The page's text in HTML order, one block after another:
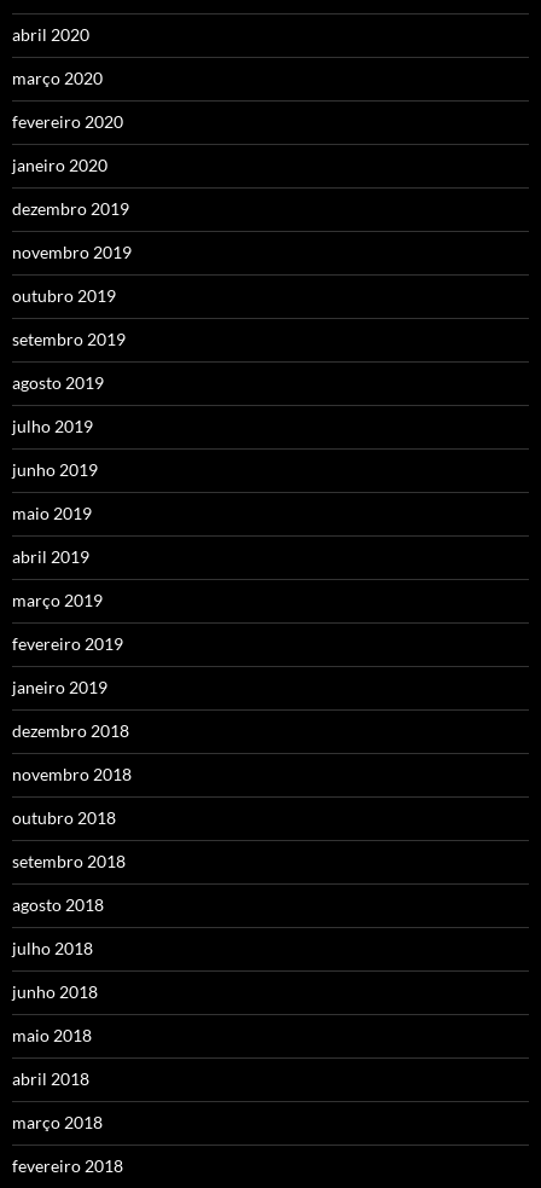
abril 2020
março 2020
fevereiro 2020
janeiro 2020
dezembro 2019
novembro 2019
outubro 2019
setembro 2019
agosto 2019
julho 2019
junho 2019
maio 2019
abril 2019
março 2019
fevereiro 2019
janeiro 2019
dezembro 2018
novembro 2018
outubro 2018
setembro 2018
agosto 2018
julho 2018
junho 2018
maio 2018
abril 2018
março 2018
fevereiro 2018